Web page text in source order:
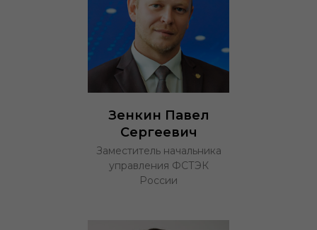
Зенкин Павел
Сергеевич
Заместитель начальника
управления ФСТЭК
России